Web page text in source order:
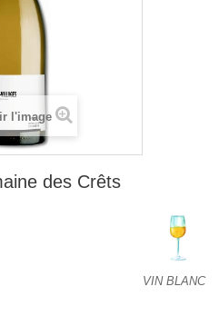
l'image
des Crêts
VIN BLANC